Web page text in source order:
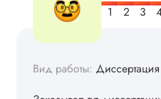
Вид работы: Диссертация